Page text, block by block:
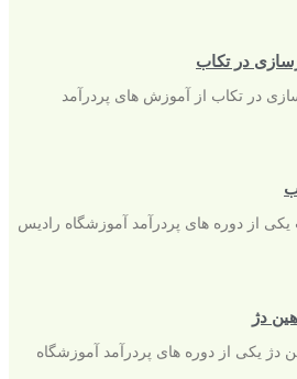
در تکاب
در تکاب از آموزش های پردرآمد
از دوره های پردرآمد آموزشگاه رادیس
دژ
یکی از دوره های پردرآمد آموزشگاه